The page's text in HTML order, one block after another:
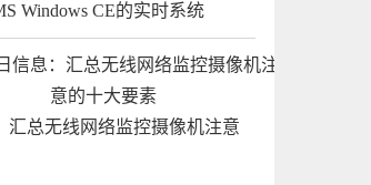
Windows CE的实时系统
汇总无线网络监控摄像机注意